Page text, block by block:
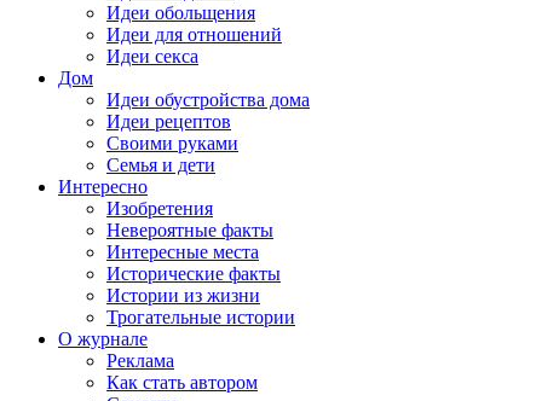
Идеи обольщения
Идеи для отношений
Идеи секса
Дом
Идеи обустройства дома
Идеи рецептов
Своими руками
Семья и дети
Интересно
Изобретения
Невероятные факты
Интересные места
Исторические факты
Истории из жизни
Трогательные истории
О журнале
Реклама
Как стать автором